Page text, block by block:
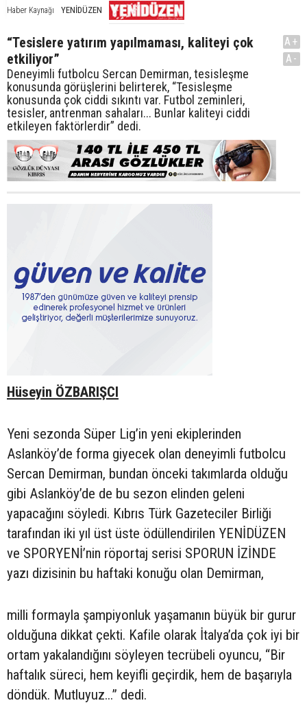
Haber Kaynağı YENİDÜZEN
“Tesislere yatırım yapılmaması, kaliteyi çok
etkiliyor”
Deneyimli futbolcu Sercan Demirman, tesisleşme
konusunda görüşlerini belirterek, “Tesisleşme
konusunda çok ciddi sıkıntı var. Futbol zeminleri,
tesisler, antrenman sahaları... Bunlar kaliteyi ciddi
etkileyen faktörlerdir” dedi.
A+
A-
Hüseyin ÖZBARIŞCI
Yeni sezonda Süper Lig’in yeni ekiplerinden
Aslanköy’de forma giyecek olan deneyimli futbolcu
Sercan Demirman, bundan önceki takımlarda olduğu
gibi Aslanköy’de de bu sezon elinden geleni
yapacağını söyledi. Kıbrıs Türk Gazeteciler Birliği
tarafından iki yıl üst üste ödüllendirilen YENİDÜZEN
ve SPORYENİ’nin röportaj serisi SPORUN İZİNDE
yazı dizisinin bu haftaki konuğu olan Demirman,
milli formayla şampiyonluk yaşamanın büyük bir gurur
olduğuna dikkat çekti. Kafile olarak İtalya’da çok iyi bir
ortam yakalandığını söyleyen tecrübeli oyuncu, “Bir
haftalık süreci, hem keyifli geçirdik, hem de başarıyla
döndük. Mutluyuz...” dedi.